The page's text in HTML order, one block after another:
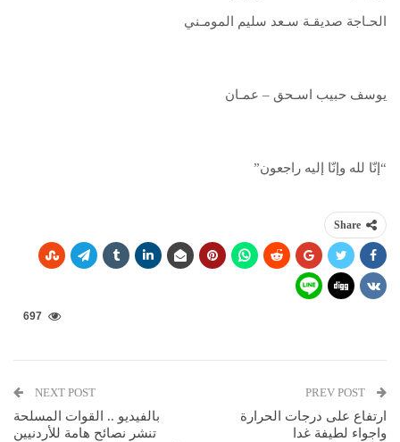
الحـاجة صديقـة سـعد سليم المومـني
يوسف حبيب اسـحق – عمـان
“إنّا لله وإنّا إليه راجعون”
Share
697
ارتفاع على درجات الحرارة
واجواء لطيفة غدا
NEXT POST
بالفيديو .. القوات المسلحة
تنشر نصائح هامة للأردنيين